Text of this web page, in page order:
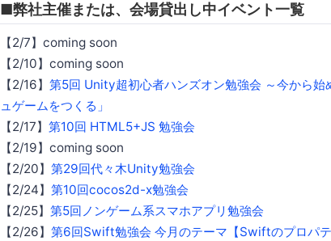
■弊社主催または、会場貸出し中イベント一覧
【2/7】coming soon
【2/10】coming soon
【2/16】 第5回 Unity超初心者ハンズオン勉強会 ～今から
ュゲームをつくる」
【2/17】 第10回 HTML5+JS 勉強会
【2/19】coming soon
【2/20】 第29回代々木Unity勉強会
【2/24】 第10回cocos2d-x勉強会
【2/25】 第5回ノンゲーム系スマホアプリ勉強会
【2/26】 第6回Swift勉強会 今月のテーマ【Swiftのプロパテ